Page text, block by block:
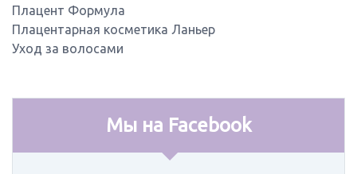
Плацент Формула
Плацентарная косметика Ланьер
Уход за волосами
Мы на Facebook